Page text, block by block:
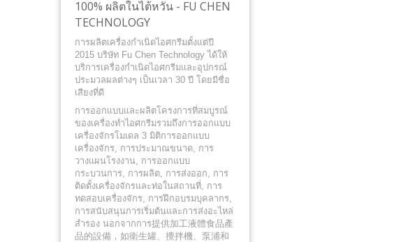
100% ผลิตในไต้หวัน - FU CHEN
TECHNOLOGY
การผลิตเครื่องกำเนิดไอศกรีมตั้งแต่ปี
2015 บริษัท Fu Chen Technology ได้ให้
บริการเครื่องกำเนิดไอศกรีมและอุปกรณ์
ประมวลผลต่างๆ เป็นเวลา 30 ปี โดยมีชื่อ
เสียงที่ดี
การออกแบบและผลิตโครงการที่สมบูรณ์
ของเครื่องทำไอศกรีมรวมถึงการออกแบบ
เครื่องจักรโมเดล 3 มิติการออกแบบ
เครื่องจักร, การประมาณขนาด, การ
วางแผนโรงงาน, การออกแบบ
กระบวนการ, การผลิต, การส่งออก, การ
ติดตั้งเครื่องจักรและท่อในสถานที่, การ
ทดสอบเครื่องจักร, การฝึกอบรมบุคลากร,
การสนับสนุนการเริ่มต้นและการส่งอะไหล่
สำรอง นอกจากการ提供加工液體食品產
品的設備，如衛生罐、攪拌機、泵浦和